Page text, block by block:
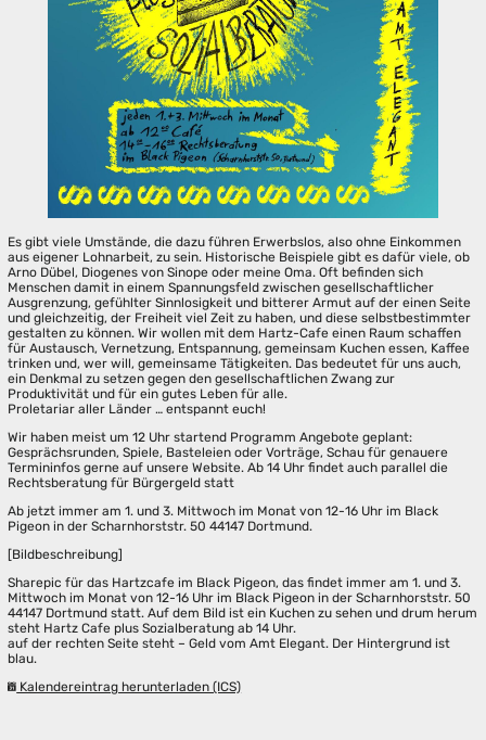
Es gibt viele Umstände, die dazu führen Erwerbslos, also ohne Einkommen
aus eigener Lohnarbeit, zu sein. Historische Beispiele gibt es dafür viele, ob
Arno Dübel, Diogenes von Sinope oder meine Oma. Oft befinden sich
Menschen damit in einem Spannungsfeld zwischen gesellschaftlicher
Ausgrenzung, gefühlter Sinnlosigkeit und bitterer Armut auf der einen Seite
und gleichzeitig, der Freiheit viel Zeit zu haben, und diese selbstbestimmter
gestalten zu können. Wir wollen mit dem Hartz-Cafe einen Raum schaffen
für Austausch, Vernetzung, Entspannung, gemeinsam Kuchen essen, Kaffee
trinken und, wer will, gemeinsame Tätigkeiten. Das bedeutet für uns auch,
ein Denkmal zu setzen gegen den gesellschaftlichen Zwang zur
Produktivität und für ein gutes Leben für alle.
Proletariar aller Länder … entspannt euch!
Wir haben meist um 12 Uhr startend Programm Angebote geplant:
Gesprächsrunden, Spiele, Basteleien oder Vorträge, Schau für genauere
Termininfos gerne auf unsere Website. Ab 14 Uhr findet auch parallel die
Rechtsberatung für Bürgergeld statt
Ab jetzt immer am 1. und 3. Mittwoch im Monat von 12-16 Uhr im Black
Pigeon in der Scharnhorststr. 50 44147 Dortmund.
[Bildbeschreibung]
Sharepic für das Hartzcafe im Black Pigeon, das findet immer am 1. und 3.
Mittwoch im Monat von 12-16 Uhr im Black Pigeon in der Scharnhorststr. 50
44147 Dortmund statt. Auf dem Bild ist ein Kuchen zu sehen und drum herum
steht Hartz Cafe plus Sozialberatung ab 14 Uhr.
auf der rechten Seite steht – Geld vom Amt Elegant. Der Hintergrund ist
blau.
Kalendereintrag herunterladen (ICS)